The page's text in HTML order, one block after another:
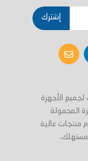
إشترك
الأجهزة
المحمولة
منتجات عالية